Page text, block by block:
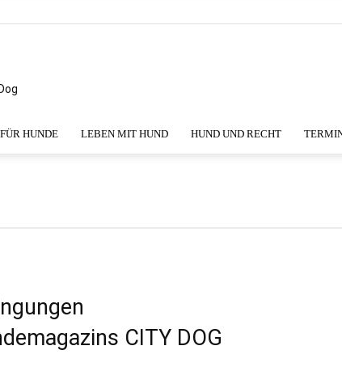
HUNDE LEBEN MIT HUND HUND UND RECHT
CITY DOG